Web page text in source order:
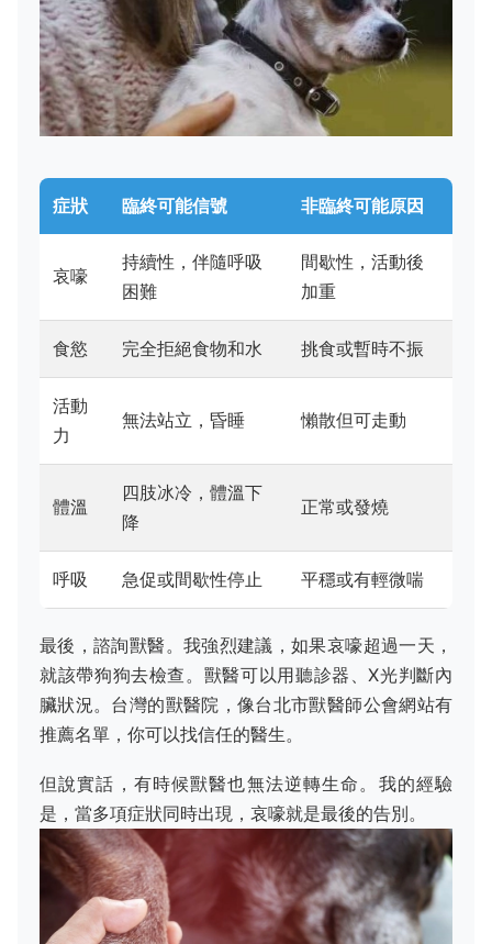
症狀 臨終可能信號 非臨終可能原因
哀嚎
持續性，伴隨呼吸
困難
間歇性，活動後
加重
食慾 完全拒絕食物和水 挑食或暫時不振
活動
力
無法站立，昏睡 懶散但可走動
體溫
四肢冰冷，體溫下
降
正常或發燒
呼吸 急促或間歇性停止 平穩或有輕微喘
最後，諮詢獸醫。我強烈建議，如果哀嚎超過一天，
就該帶狗狗去檢查。獸醫可以用聽診器、X光判斷內
臟狀況。台灣的獸醫院，像台北市獸醫師公會網站有
推薦名單，你可以找信任的醫生。
但說實話，有時候獸醫也無法逆轉生命。我的經驗
是，當多項症狀同時出現，哀嚎就是最後的告別。